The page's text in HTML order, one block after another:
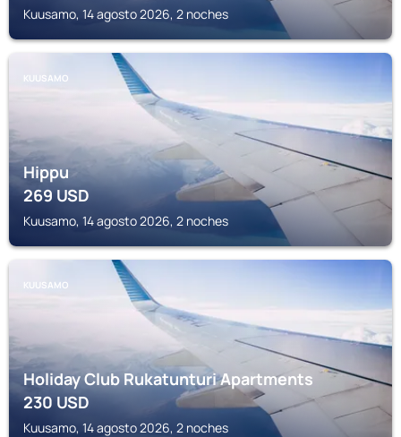
Kuusamo, 14 agosto 2026, 2 noches
KUUSAMO
Hippu
269USD
Kuusamo, 14 agosto 2026, 2 noches
KUUSAMO
Holiday Club Rukatunturi Apartments
230USD
Kuusamo, 14 agosto 2026, 2 noches